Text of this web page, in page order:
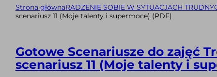
Strona głównaRADZENIE SOBIE W SYTUACJACH
scenariusz 11 (Moje talenty i supermoce) (PDF)
Gotowe Scenariusze do zajęć
scenariusz 11 (Moje talenty i